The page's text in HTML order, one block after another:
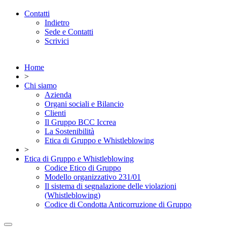
Contatti
Indietro
Sede e Contatti
Scrivici
Home
>
Chi siamo
Azienda
Organi sociali e Bilancio
Clienti
Il Gruppo BCC Iccrea
La Sostenibilità
Etica di Gruppo e Whistleblowing
>
Etica di Gruppo e Whistleblowing
Codice Etico di Gruppo
Modello organizzativo 231/01
Il sistema di segnalazione delle violazioni
(Whistleblowing)
Codice di Condotta Anticorruzione di Gruppo